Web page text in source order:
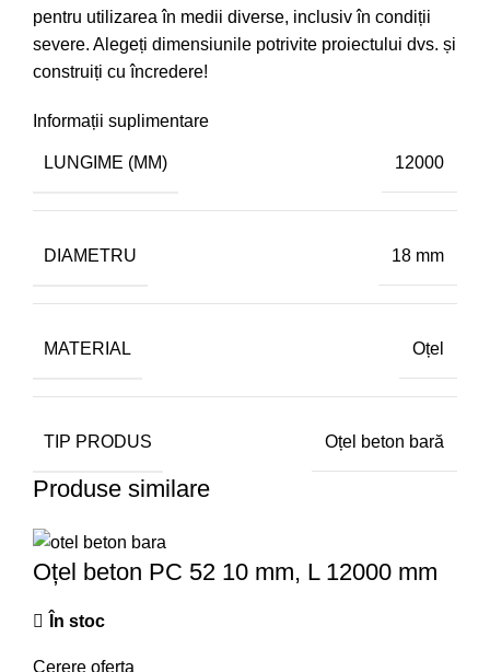
pentru utilizarea în medii diverse, inclusiv în condiții
severe. Alegeți dimensiunile potrivite proiectului dvs. și
construiți cu încredere!
Informații suplimentare
LUNGIME (MM) 12000
DIAMETRU 18 mm
MATERIAL Oțel
TIP PRODUS Oțel beton bară
Produse similare
Oțel beton PC 52 10 mm, L 12000 mm
În stoc
Cerere oferta